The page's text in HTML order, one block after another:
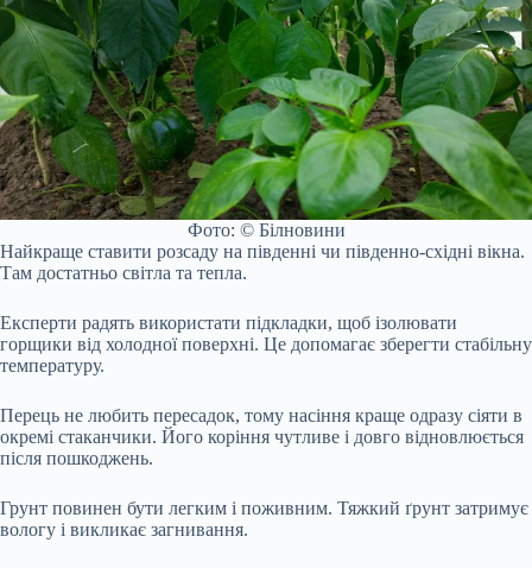
Фото: © Білновини
Найкраще ставити розсаду на південні чи південно-східні вікна.
Там достатньо світла та тепла.
Експерти радять використати підкладки, щоб ізолювати
горщики від холодної поверхні. Це допомагає зберегти стабільну
температуру.
Перець не любить пересадок, тому насіння краще одразу сіяти в
окремі стаканчики. Його коріння чутливе і довго відновлюється
після пошкоджень.
Грунт повинен бути легким і поживним. Тяжкий ґрунт затримує
вологу і викликає загнивання.